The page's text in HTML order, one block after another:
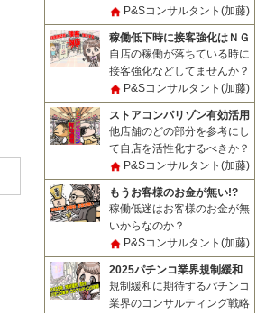
P&Sコンサルタント(加藤)
稼働低下時に接客強化はＮＧ
自店の稼働が落ちている時に
接客強化などしてませんか？
P&Sコンサルタント(加藤)
ストアコンパリゾン有効活用
他店舗のどの部分を参考にし
て自店を活性化するべきか？
P&Sコンサルタント(加藤)
もうお客様のお金が無い!?
稼働低迷はお客様のお金が無
いからなのか？
P&Sコンサルタント(加藤)
2025パチンコ業界規制緩和
規制緩和に期待するパチンコ
業界のコンサルティング戦略